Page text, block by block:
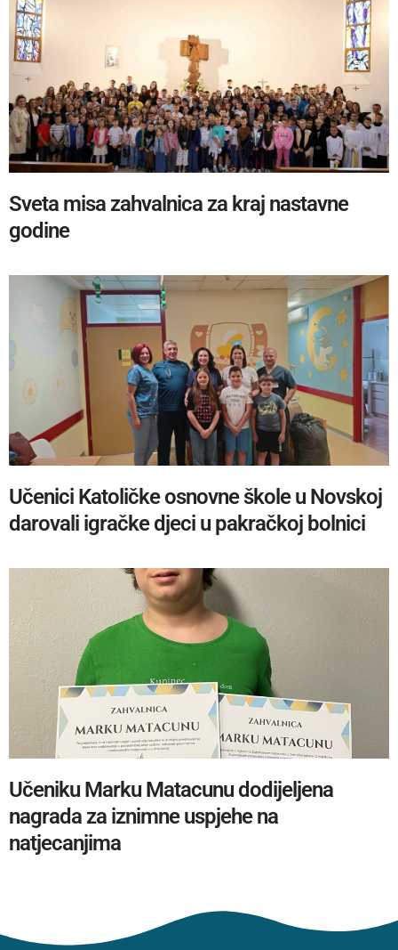
Sveta misa zahvalnica za kraj nastavne
godine
Učenici Katoličke osnovne škole u Novskoj
darovali igračke djeci u pakračkoj bolnici
Učeniku Marku Matacunu dodijeljena
nagrada za iznimne uspjehe na
natjecanjima